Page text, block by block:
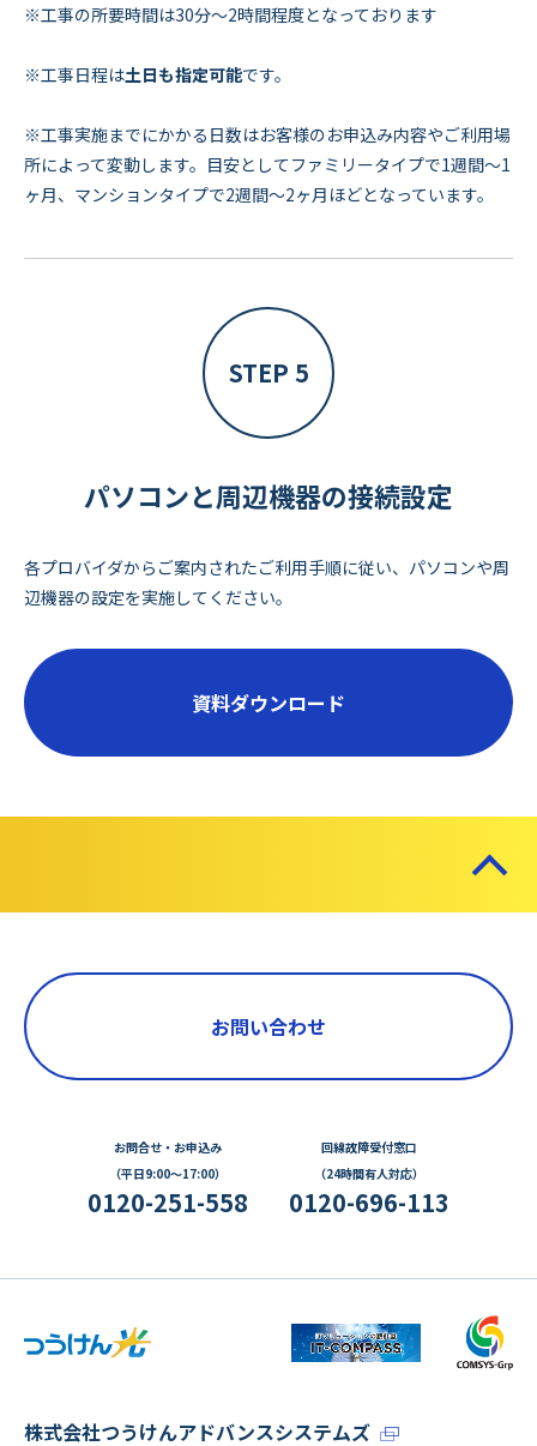
※工事の所要時間は30分～2時間程度となっております
※工事日程は土日も指定可能です。
※工事実施までにかかる日数はお客様のお申込み内容やご利用場
所によって変動します。目安としてファミリータイプで1週間～1
ヶ月、マンションタイプで2週間～2ヶ月ほどとなっています。
STEP 5
パソコンと周辺機器の接続設定
各プロバイダからご案内されたご利用手順に従い、パソコンや周
辺機器の設定を実施してください。
資料ダウンロード
お問い合わせ
お問合せ・お申込み
（平日9:00～17:00）
0120-251-558
回線故障受付窓口
（24時間有人対応）
0120-696-113
株式会社つうけんアドバンスシステムズ